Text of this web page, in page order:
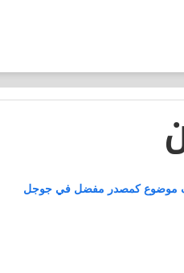
موضوع كمصدر مفضل في جوجل